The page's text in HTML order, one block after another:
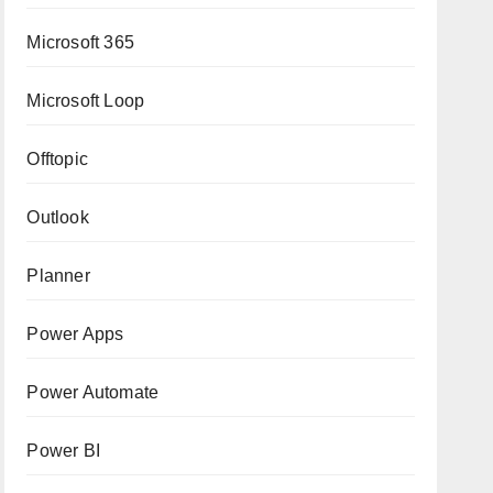
Microsoft 365
Microsoft Loop
Offtopic
Outlook
Planner
Power Apps
Power Automate
Power BI